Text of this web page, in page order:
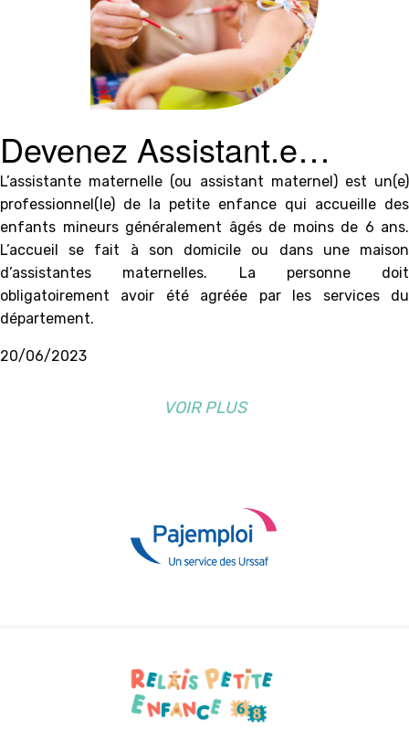
Devenez Assistant.e
Maternel.le Agréé.e !
L’assistante maternelle (ou assistant maternel) est un(e)
professionnel(le) de la petite enfance qui accueille des
enfants mineurs généralement âgés de moins de 6 ans.
L’accueil se fait à son domicile ou dans une maison
d’assistantes maternelles. La personne doit
obligatoirement avoir été agréée par les services du
département.
20/06/2023
VOIR PLUS